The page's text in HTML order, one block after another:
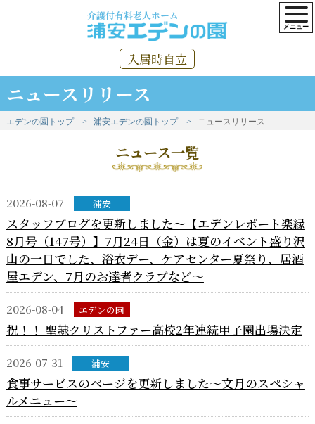
介護付有料老人ホーム
入居時自立
ニュースリリース
エデンの園トップ 浦安エデンの園トップ ニュースリリース
ニュース一覧
2026-08-07 浦安
スタッフブログを更新しました～【エデンレポート楽縁
8月号（147号）】7月24日（金）は夏のイベント盛り沢
山の一日でした、浴衣デー、ケアセンター夏祭り、居酒
屋エデン、7月のお達者クラブなど～
2026-08-04 エデンの園
祝！！ 聖隷クリストファー高校2年連続甲子園出場決定
2026-07-31 浦安
食事サービスのページを更新しました～文月のスペシャ
ルメニュー～